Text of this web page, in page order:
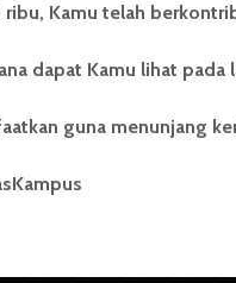
pers mahasiswa
oleh mahasiswa
Sumatera Utara (USU).
Unit Kegiatan Mahasiswa
Pers Mahasiswa SUARA
berdiri pada 1 Juli 1995.
Kamu telah
dapat Kamu lihat pada
guna menunjang